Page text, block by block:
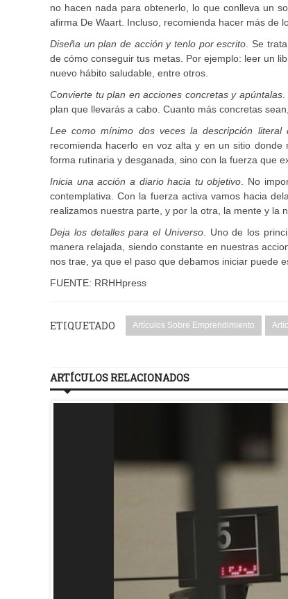
no hacen nada para obtenerlo, lo que conlleva un
afirma De Waart. Incluso, recomienda hacer más de
Diseña un plan de acción y tenlo por escrito. Se
de cómo conseguir tus metas. Por ejemplo: leer un
nuevo hábito saludable, entre otros.
Convierte tu plan en acciones concretas y apúntalas.
plan que llevarás a cabo. Cuanto más concretas
Lee como mínimo dos veces la descripción
recomienda hacerlo en voz alta y en un sitio
forma rutinaria y desganada, sino con la fuerza que
Inicia una acción a diario hacia tu objetivo. No
contemplativa. Con la fuerza activa vamos hacia
realizamos nuestra parte, y por la otra, la mente y la
Deja los detalles para el Universo. Uno de los
manera relajada, siendo constante en nuestras
nos trae, ya que el paso que debamos iniciar puede
FUENTE: RRHHpress
ETIQUETADO Artículos Sobre Emprendimiento
ARTÍCULOS RELACIONADOS